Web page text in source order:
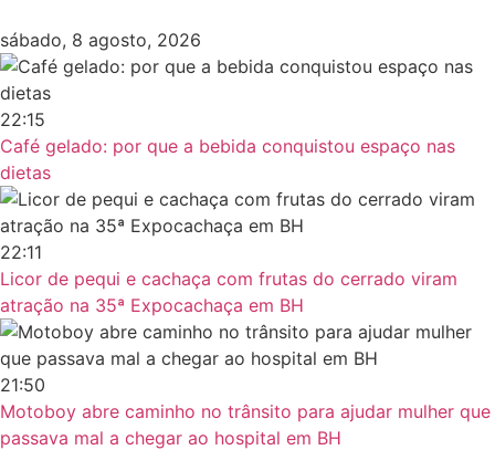
sábado, 8 agosto, 2026
22:15
Café gelado: por que a bebida conquistou espaço nas
dietas
22:11
Licor de pequi e cachaça com frutas do cerrado viram
atração na 35ª Expocachaça em BH
21:50
Motoboy abre caminho no trânsito para ajudar mulher que
passava mal a chegar ao hospital em BH